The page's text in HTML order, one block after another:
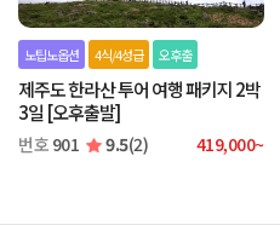
노팁노옵션 4식/4성급 오후출
제주도 한라산 투어 여행 패키지 2박
3일 [오후출발]
번호 901 9.5(2) 419,000~